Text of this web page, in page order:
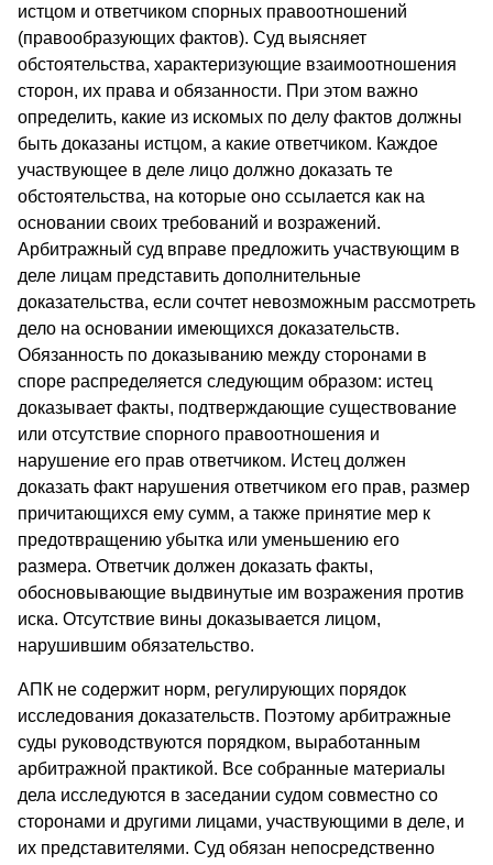
истцом и ответчиком спорных правоотношений
(правообразующих фактов). Суд выясняет
обстоятельства, характеризующие взаимоотношения
сторон, их права и обязанности. При этом важно
определить, какие из искомых по делу фактов должны
быть доказаны истцом, а какие ответчиком. Каждое
участвующее в деле лицо должно доказать те
обстоятельства, на которые оно ссылается как на
основании своих требований и возражений.
Арбитражный суд вправе предложить участвующим в
деле лицам представить дополнительные
доказательства, если сочтет невозможным рассмотреть
дело на основании имеющихся доказательств.
Обязанность по доказыванию между сторонами в
споре распределяется следующим образом: истец
доказывает факты, подтверждающие существование
или отсутствие спорного правоотношения и
нарушение его прав ответчиком. Истец должен
доказать факт нарушения ответчиком его прав, размер
причитающихся ему сумм, а также принятие мер к
предотвращению убытка или уменьшению его
размера. Ответчик должен доказать факты,
обосновывающие выдвинутые им возражения против
иска. Отсутствие вины доказывается лицом,
нарушившим обязательство.
АПК не содержит норм, регулирующих порядок
исследования доказательств. Поэтому арбитражные
суды руководствуются порядком, выработанным
арбитражной практикой. Все собранные материалы
дела исследуются в заседании судом совместно со
сторонами и другими лицами, участвующими в деле, и
их представителями. Суд обязан непосредственно